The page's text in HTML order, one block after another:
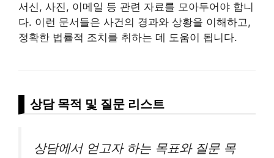
서신, 사진, 이메일 등 관련 자료를 모아두어야 합니
다. 이런 문서들은 사건의 경과와 상황을 이해하고,
정확한 법률적 조치를 취하는 데 도움이 됩니다.
상담 목적 및 질문 리스트
상담에서 얻고자 하는 목표와 질문 목